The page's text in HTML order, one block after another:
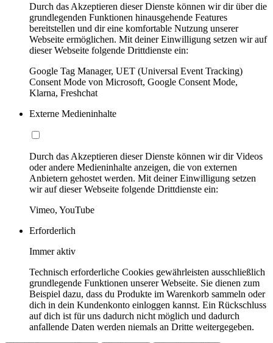
Durch das Akzeptieren dieser Dienste können wir dir über die
grundlegenden Funktionen hinausgehende Features
bereitstellen und dir eine komfortable Nutzung unserer
Webseite ermöglichen. Mit deiner Einwilligung setzen wir auf
dieser Webseite folgende Drittdienste ein:
Google Tag Manager, UET (Universal Event Tracking)
Consent Mode von Microsoft, Google Consent Mode,
Klarna, Freshchat
Externe Medieninhalte
Durch das Akzeptieren dieser Dienste können wir dir Videos
oder andere Medieninhalte anzeigen, die von externen
Anbietern gehostet werden. Mit deiner Einwilligung setzen
wir auf dieser Webseite folgende Drittdienste ein:
Vimeo, YouTube
Erforderlich
Immer aktiv
Technisch erforderliche Cookies gewährleisten ausschließlich
grundlegende Funktionen unserer Webseite. Sie dienen zum
Beispiel dazu, dass du Produkte im Warenkorb sammeln oder
dich in dein Kundenkonto einloggen kannst. Ein Rückschluss
auf dich ist für uns dadurch nicht möglich und dadurch
anfallende Daten werden niemals an Dritte weitergegeben.